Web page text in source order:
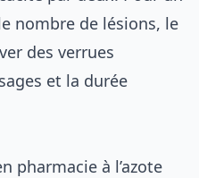
nombre de lésions, le
des verrues
et la durée
pharmacie à l’azote